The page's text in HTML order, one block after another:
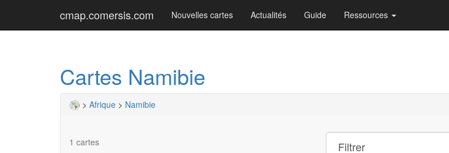
cmap.comersis.com Nouvelles cartes Actualités Guide Ressources
Cartes Namibie
> Afrique > Namibie
1 cartes